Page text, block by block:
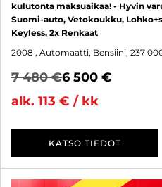
kulutonta maksuaikaa! - Hyvin
Suomi-auto, Vetokoukku,
Keyless, 2x Renkaat
2008 , Automaatti, Bensiini, 237
7 480 €6 500 €
alk. 113 € / kk
KATSO TIEDOT